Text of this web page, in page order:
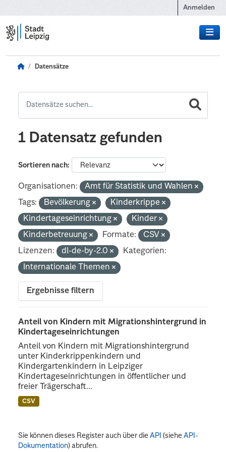
Anmelden
Datensätze
1 Datensatz gefunden
Sortieren nach
Organisationen:
Amt für Statistik und Wahlen
Tags:
Bevölkerung
Kinderkrippe
Kindertageseinrichtung
Kinder
Kinderbetreuung
Formate:
CSV
Lizenzen:
dl-de-by-2.0
Kategorien:
Internationale Themen
Ergebnisse filtern
Anteil von Kindern mit Migrationshintergrund in
Kindertageseinrichtungen
Anteil von Kindern mit Migrationshintergrund
unter Kinderkrippenkindern und
Kindergartenkindern in Leipziger
Kindertageseinrichtungen in öffentlicher und
freier Trägerschaft...
CSV
Sie können dieses Register auch über dieAPI (sieheAPI-
Dokumentation) abrufen.